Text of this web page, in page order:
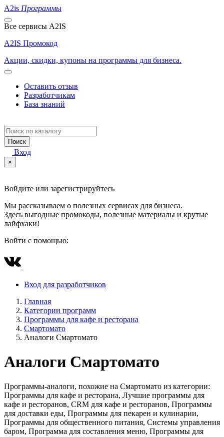
A2is Программы
Все сервисы A2IS
A2IS Промокод
Акции, скидки, купоны на программы для бизнеса.
Оставить отзыв
Разработчикам
База знаний
Поиск
Вход
×
Войдите или зарегистрируйтесь
Мы рассказываем о полезных сервисах для бизнеса.
Здесь выгодные промокоды, полезные материалы и крутые
лайфхаки!
Войти с помощью:
Вход для разработчиков
Главная
Категории программ
Программы для кафе и ресторана
Смартомато
Аналоги Смартомато
Аналоги Смартомато
Программы-аналоги, похожие на Смартомато из категории:
Программы для кафе и ресторана, Лучшие программы для
кафе и ресторанов, CRM для кафе и ресторанов, Программы
для доставки еды, Программы для пекарен и кулинарии,
Программы для общественного питания, Системы управления
баром, Программа для составления меню, Программы для